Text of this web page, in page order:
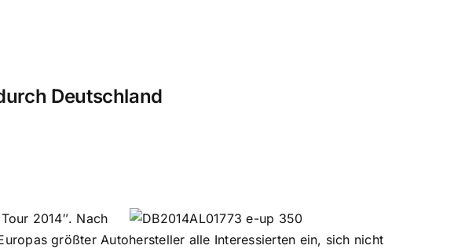
Deutschland
2014″. Nach
größter Autohersteller alle Interessierten ein, sich nicht